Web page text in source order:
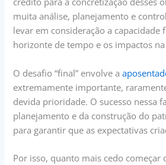
muita análise, planejamento e
levar em consideração a capacidade
horizonte de tempo e os impactos
O desafio “final” envolve a
extremamente importante,
devida prioridade. O sucesso nessa
planejamento e da construção do
para garantir que as expectativas
Por isso, quanto mais cedo começar